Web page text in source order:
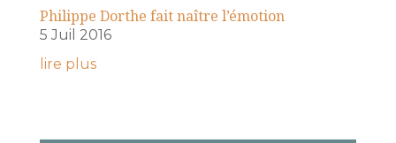
Philippe Dorthe fait naître l’émotion
5 Juil 2016
lire plus